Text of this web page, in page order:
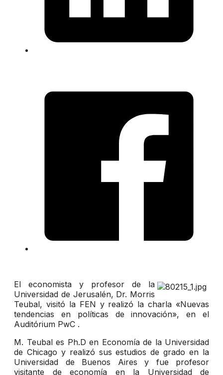
El economista y profesor de la
Universidad de Jerusalén, Dr. Morris
Teubal, visitó la FEN y realizó la charla «Nuevas
tendencias en políticas de innovación», en el
Auditórium PwC .
M. Teubal es Ph.D en Economía de la Universidad
de Chicago y realizó sus estudios de grado en la
Universidad de Buenos Aires y fue profesor
visitante de economía en la Universidad de